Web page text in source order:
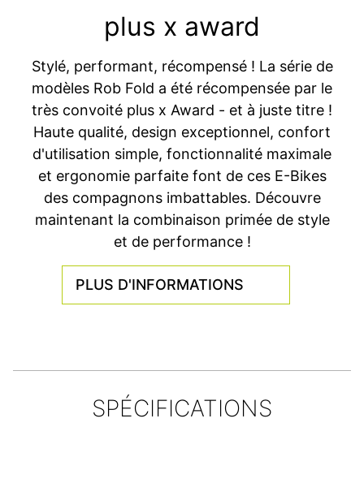
plus x award
Stylé, performant, récompensé ! La série de
modèles Rob Fold a été récompensée par le
très convoité plus x Award - et à juste titre !
Haute qualité, design exceptionnel, confort
d'utilisation simple, fonctionnalité maximale
et ergonomie parfaite font de ces E-Bikes
des compagnons imbattables. Découvre
maintenant la combinaison primée de style
et de performance !
PLUS D'INFORMATIONS
SPÉCIFICATIONS